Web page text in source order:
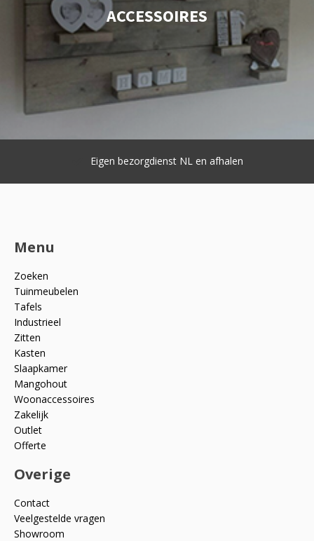
ACCESSOIRES
( Klantwaardering 9.3 )
Menu
Zoeken
Tuinmeubelen
Tafels
Industrieel
Zitten
Kasten
Slaapkamer
Mangohout
Woonaccessoires
Zakelijk
Outlet
Offerte
Overige
Contact
Veelgestelde vragen
Showroom